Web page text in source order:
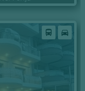
directions_bus directions_car